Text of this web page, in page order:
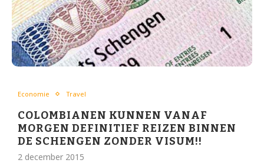
Economie Travel
COLOMBIANEN KUNNEN VANAF
MORGEN DEFINITIEF REIZEN BINNEN
DE SCHENGEN ZONDER VISUM!!
2 december 2015